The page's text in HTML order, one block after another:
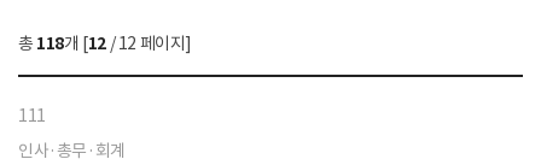
선
택
총 118개 [12 / 12 페이지]
111
인사·총무·회계